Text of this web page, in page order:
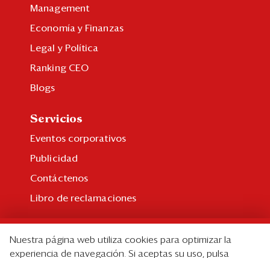
Management
Economía y Finanzas
Legal y Política
Ranking CEO
Blogs
Servicios
Eventos corporativos
Publicidad
Contáctenos
Libro de reclamaciones
Suscripción individual
Nuestra página web utiliza cookies para optimizar la
experiencia de navegación. Si aceptas su uso, pulsa